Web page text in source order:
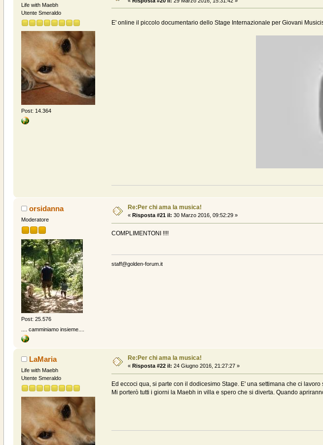
Life with Maebh
Utente Smeraldo
Post: 14.364
E' online il piccolo documentario dello Stage Internazionale per Giovani
orsidanna
Moderatore
Post: 25.576
.... camminiamo insieme....
Re:Per chi ama la musica!
« Risposta #21 il: 30 Marzo 2016, 09:52:29 »
COMPLIMENTONI !!!!
staff@golden-forum.it
LaMaria
Life with Maebh
Utente Smeraldo
Re:Per chi ama la musica!
« Risposta #22 il: 24 Giugno 2016, 21:27:27 »
Ed eccoci qua, si parte con il dodicesimo Stage. E' una settimana che ci lavoro
Mi porterò tutti i giorni la Maebh in villa e spero che si diverta. Quando